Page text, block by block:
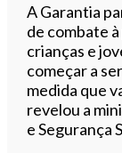
A Garantia
de combate
crianças e
começar a
medida que
revelou a
e Segurança